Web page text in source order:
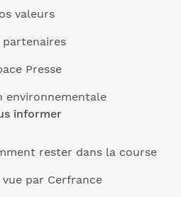
valeurs
partenaires
Presse
environnementale
informer
rester dans la course
par Cerfrance